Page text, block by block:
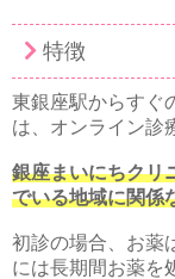
特徴
東銀座駅からすぐ
は、オンライン診
銀座まいにちクリ
でいる地域に関係
初診の場合、お薬
には長期間お薬を